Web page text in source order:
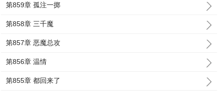
第859章 孤注一掷
第858章 三千魔
第857章 恶魔总攻
第856章 温情
第855章 都回来了